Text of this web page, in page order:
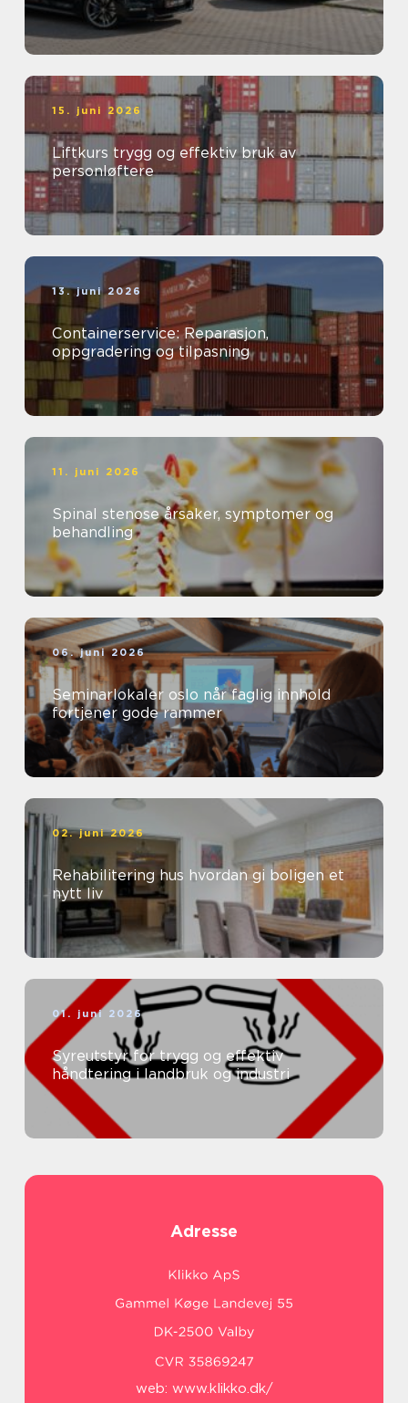
15. juni 2026
Liftkurs trygg og effektiv bruk av
personløftere
13. juni 2026
Containerservice: Reparasjon,
oppgradering og tilpasning
11. juni 2026
Spinal stenose årsaker, symptomer og
behandling
06. juni 2026
Seminarlokaler oslo når faglig innhold
fortjener gode rammer
02. juni 2026
Rehabilitering hus hvordan gi boligen et
nytt liv
01. juni 2026
Syreutstyr for trygg og effektiv
håndtering i landbruk og industri
Adresse
web: www.klikko.dk/